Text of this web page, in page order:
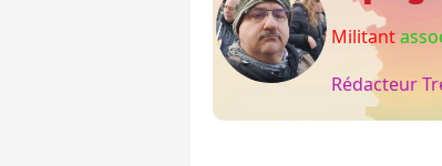
Militant
Rédacteur